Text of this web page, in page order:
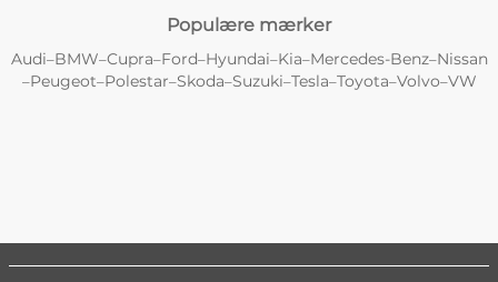
Populære mærker
Audi–BMW–Cupra–Ford–Hyundai–Kia–Mercedes-Benz–Nissan
–Peugeot–Polestar–Skoda–Suzuki–Tesla–Toyota–Volvo–VW